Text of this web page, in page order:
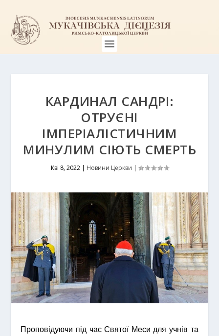
КАРДИНАЛ САНДРІ:
ОТРУЄНІ
ІМПЕРІАЛІСТИЧНИМ
МИНУЛИМ СІЮТЬ СМЕРТЬ
Кві 8, 2022| Новини Церкви |
Проповідуючи під час Святої Меси для учнів та